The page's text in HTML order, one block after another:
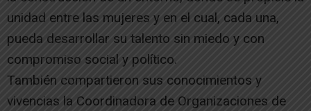
unidad entre las mujeres y en el cual, cada una,
pueda desarrollar su talento sin miedo y con
compromiso social y político.
También compartieron sus conocimientos y
vivencias la Coordinadora de Organizaciones de